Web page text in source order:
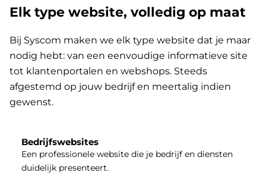
Elk type website, volledig op maat
Bij Syscom maken we elk type website dat je maar
nodig hebt: van een eenvoudige informatieve site
tot klantenportalen en webshops. Steeds
afgestemd op jouw bedrijf en meertalig indien
gewenst.
Bedrijfswebsites
Een professionele website die je bedrijf en diensten
duidelijk presenteert.